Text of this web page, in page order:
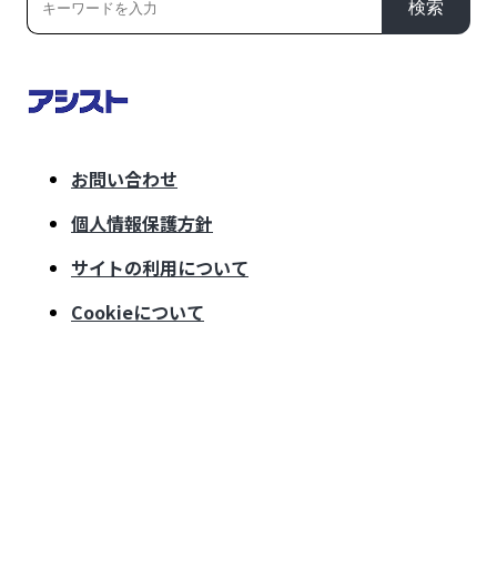
検索
お問い合わせ
個人情報保護方針
サイトの利用について
Cookieについて